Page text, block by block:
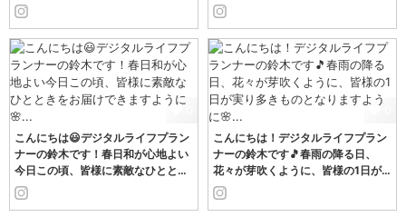
こんにちは😃デジタルライフプラン
ナーの鈴木です！春日和が心地よい
今日この頃、皆様に素敵なひとと…
こんにちは！デジタルライフプラン
ナーの鈴木です🎵春雨の降る日、
花々が芽吹くように、皆様の1日が…